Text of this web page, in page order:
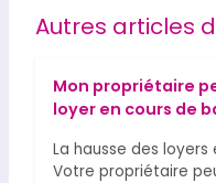
Autres articles
Mon propriétaire
loyer en cours de
La hausse des
Votre propriétaire